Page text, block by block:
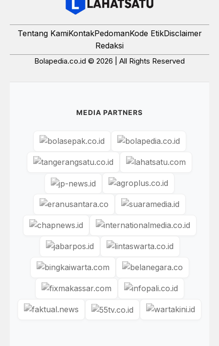
Tentang KamiKontakPedomanKode EtikDisclaimer
Redaksi
Bolapedia.co.id © 2026 | All Rights Reserved
MEDIA PARTNERS